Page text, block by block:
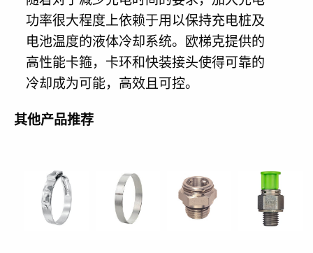
功率很大程度上依赖于用以保持充电桩及
电池温度的液体冷却系统。欧梯克提供的
高性能卡箍，卡环和快装接头使得可靠的
冷却成为可能，高效且可控。
其他产品推荐